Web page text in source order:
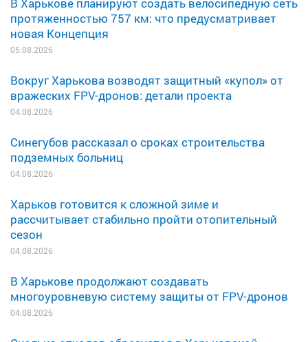
В Харькове планируют создать велосипедную сеть
протяженностью 757 км: что предусматривает
новая Концепция
05.08.2026
Вокруг Харькова возводят защитный «купол» от
вражеских FPV-дронов: детали проекта
04.08.2026
Синегубов рассказал о сроках строительства
подземных больниц
04.08.2026
Харьков готовится к сложной зиме и
рассчитывает стабильно пройти отопительный
сезон
04.08.2026
В Харькове продолжают создавать
многоуровневую систему защиты от FPV-дронов
04.08.2026